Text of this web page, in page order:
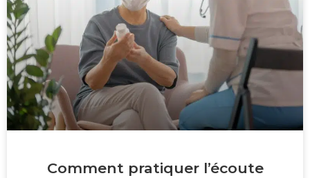
Comment pratiquer l’écoute